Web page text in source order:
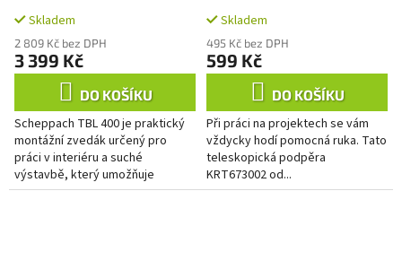
Skladem
2 809 Kč bez DPH
3 399 Kč
DO KOŠÍKU
Scheppach TBL 400 je praktický
montážní zvedák určený pro
práci v interiéru a suché
výstavbě, který umožňuje
bezpečně a přesně usadit
Skladem
495 Kč bez DPH
599 Kč
DO KOŠÍKU
Při práci na projektech se vám
vždycky hodí pomocná ruka. Tato
teleskopická podpěra
KRT673002 od...